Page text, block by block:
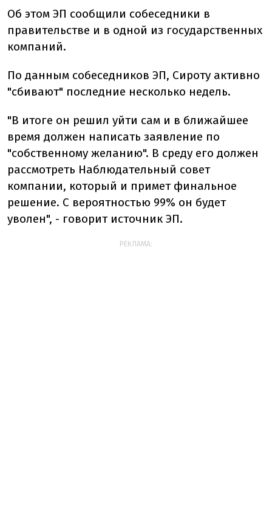
Об этом ЭП сообщили собеседники в
правительстве и в одной из государственных
компаний.
По данным собеседников ЭП, Сироту активно
"сбивают" последние несколько недель.
"В итоге он решил уйти сам и в ближайшее
время должен написать заявление по
"собственному желанию". В среду его должен
рассмотреть Наблюдательный совет
компании, который и примет финальное
решение. С вероятностью 99% он будет
уволен", - говорит источник ЭП.
РЕКЛАМА: